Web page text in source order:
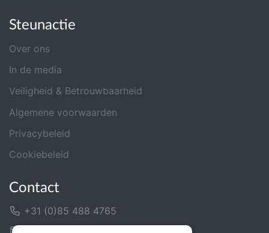
Steunactie
Over ons
In de media
Veiligheid & Betrouwbaarheid
Algemene voorwaarden
Privacybeleid
Cookiebeleid
Contact
+31 (0)85 488 4765